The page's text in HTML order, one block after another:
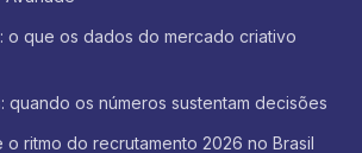
o que os dados do mercado criativo
quando os números sustentam decisões
ritmo do recrutamento 2026 no Brasil